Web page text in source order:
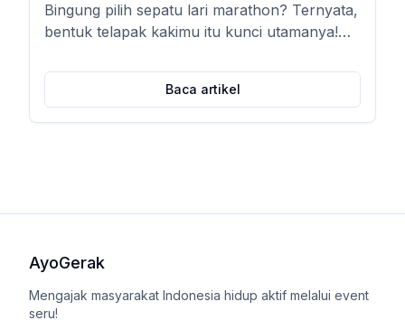
Jenis Telapak Kaki (Auto
Ngebut & Bebas Cedera!)
Bingung pilih sepatu lari marathon? Ternyata,
bentuk telapak kakimu itu kunci utamanya!
sepatu yang pas biar lari makin nyaman,
ngebut, dan bebas cedera.
Baca artikel
AyoGerak
Mengajak masyarakat Indonesia hidup aktif melalui event
seru!